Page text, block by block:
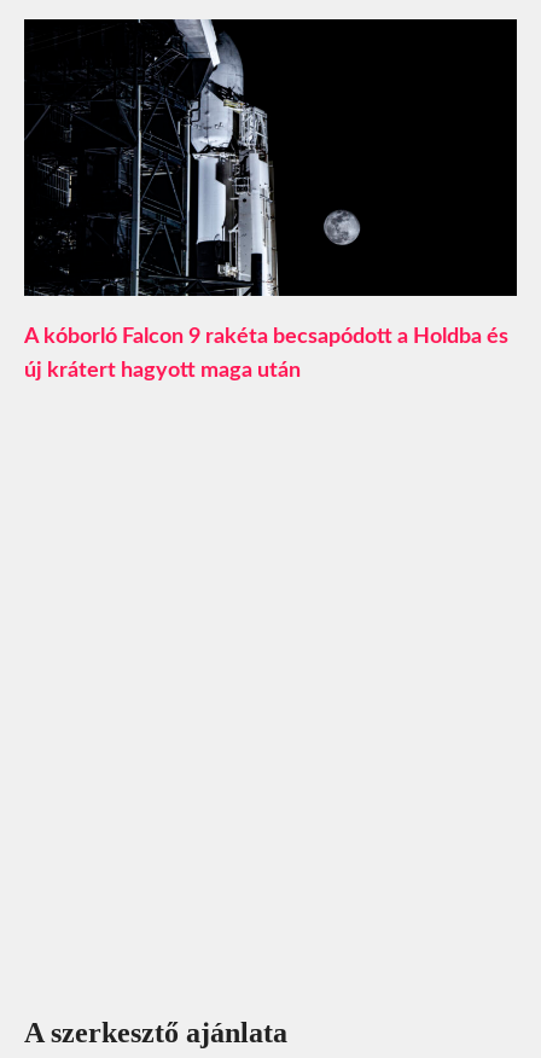
A kóborló Falcon 9 rakéta becsapódott a Holdba és
új krátert hagyott maga után
A szerkesztő ajánlata